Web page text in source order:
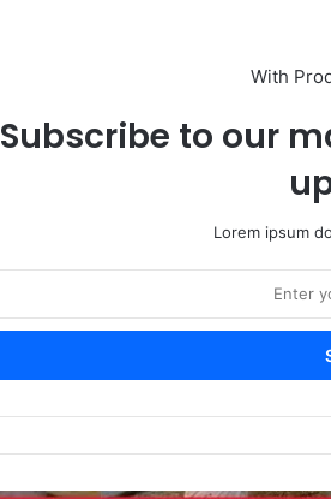
With
Subscribe to our
Lorem ipsum